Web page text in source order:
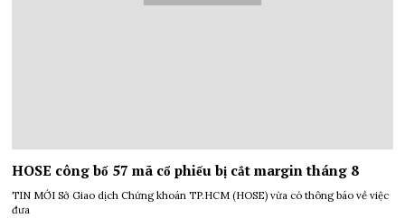
HOSE công bố 57 mã cổ phiếu bị cắt margin tháng 8
TIN MỚI Sở Giao dịch Chứng khoán TP.HCM (HOSE) vừa có thông báo về việc
đưa